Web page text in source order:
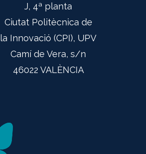
J, 4ª planta
Ciutat Politècnica de
la Innovació (CPI), UPV
Camí de Vera, s/n
46022 VALÈNCIA